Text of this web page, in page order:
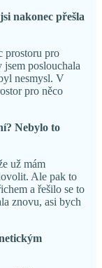
nakonec přešla
prostoru pro
poslouchala
nesmysl. V
pro něco
Nebylo to
už mám
Ale pak to
a řešilo se to
znovu, asi bych